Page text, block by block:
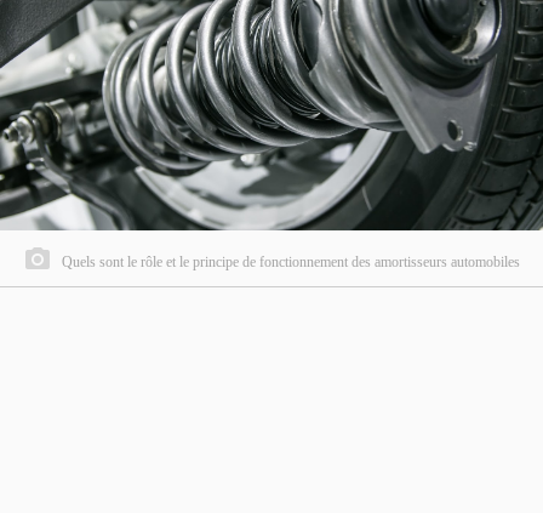
Quels sont le rôle et le principe de fonctionnement des amortisseurs automobiles